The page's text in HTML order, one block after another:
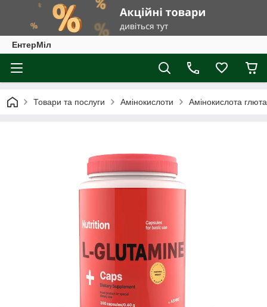
ЕнтерМіл
Товари та послуги Амінокислоти Амінокислота